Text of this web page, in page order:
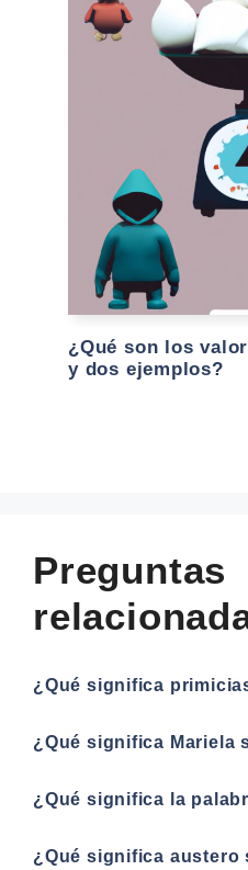
¿Qué son los
y dos ejemplos?
Preguntas
¿Qué significa
¿Qué significa Mariela
¿Qué significa la
¿Qué significa austero